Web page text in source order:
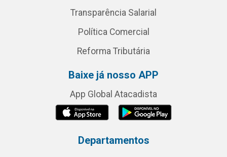
Transparência Salarial
Política Comercial
Reforma Tributária
Baixe já nosso APP
App Global Atacadista
Departamentos